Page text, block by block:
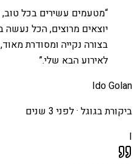
“מטעמים עשירים בכל
יוצאים מרוצים, הכל
בצורה נקייה ומסודרת
לאירוע הבא שלי.”
Ido Golan
ביקורת בגוגל ·לפני 3 שנים
I